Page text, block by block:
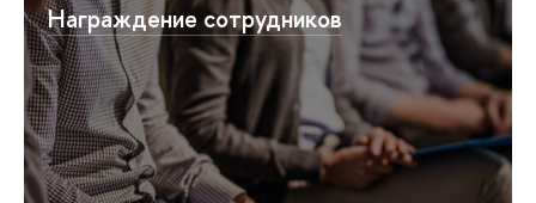
Награждение сотрудников